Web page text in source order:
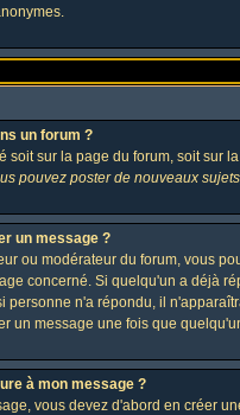
un forum ?
soit sur la page du forum, soit sur
pouvez poster de nouveaux
un message ?
ou modérateur du forum, vous
concerné. Si quelqu'un a déjà
personne n'a répondu, il
un message une fois que
à mon message ?
vous devez d'abord en créer